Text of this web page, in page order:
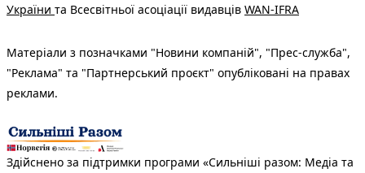
України та Всесвітньої асоціації видавців WAN-IFRA
Матеріали з позначками "Новини компаній", "Прес-служба",
"Реклама" та "Партнерський проєкт" опубліковані на правах
реклами.
Здійснено за підтримки програми «Сильніші разом: Медіа та